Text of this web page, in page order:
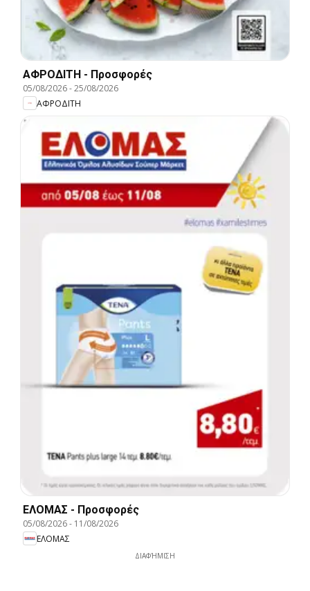
ΑΦΡΟΔΙΤΗ - Προσφορές
05/08/2026-25/08/2026
ΑΦΡΟΔΙΤΗ
ΕΛΟΜΑΣ - Προσφορές
05/08/2026- 11/08/2026
ΕΛΟΜΑΣ
ΔΙΑΦΉΜΙΣΗ